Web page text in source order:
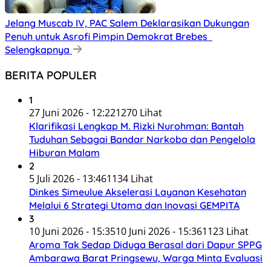
Jelang Muscab IV, PAC Salem Deklarasikan Dukungan
Penuh untuk Asrofi Pimpin Demokrat Brebes
Selengkapnya
BERITA POPULER
1
27 Juni 2026 - 12:221270 Lihat
Klarifikasi Lengkap M. Rizki Nurohman: Bantah
Tuduhan Sebagai Bandar Narkoba dan Pengelola
Hiburan Malam
2
5 Juli 2026 - 13:461134 Lihat
Dinkes Simeulue Akselerasi Layanan Kesehatan
Melalui 6 Strategi Utama dan Inovasi GEMPITA
3
10 Juni 2026 - 15:3510 Juni 2026 - 15:361123 Lihat
Aroma Tak Sedap Diduga Berasal dari Dapur SPPG
Ambarawa Barat Pringsewu, Warga Minta Evaluasi